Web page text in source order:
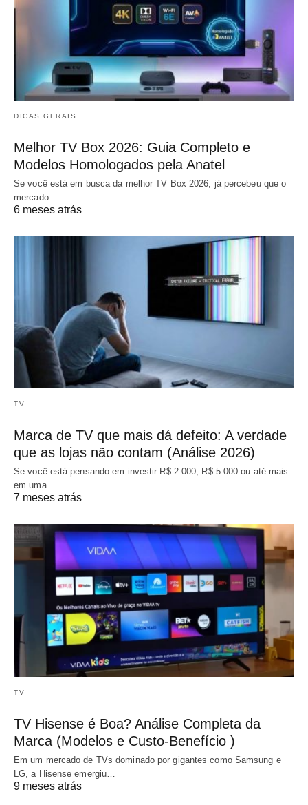
DICAS GERAIS
Melhor TV Box 2026: Guia Completo e
Modelos Homologados pela Anatel
Se você está em busca da melhor TV Box 2026, já percebeu que o
mercado…
6 meses atrás
TV
Marca de TV que mais dá defeito: A verdade
que as lojas não contam (Análise 2026)
Se você está pensando em investir R$ 2.000, R$ 5.000 ou até mais
em uma…
7 meses atrás
TV
TV Hisense é Boa? Análise Completa da
Marca (Modelos e Custo-Benefício )
Em um mercado de TVs dominado por gigantes como Samsung e
LG, a Hisense emergiu…
9 meses atrás